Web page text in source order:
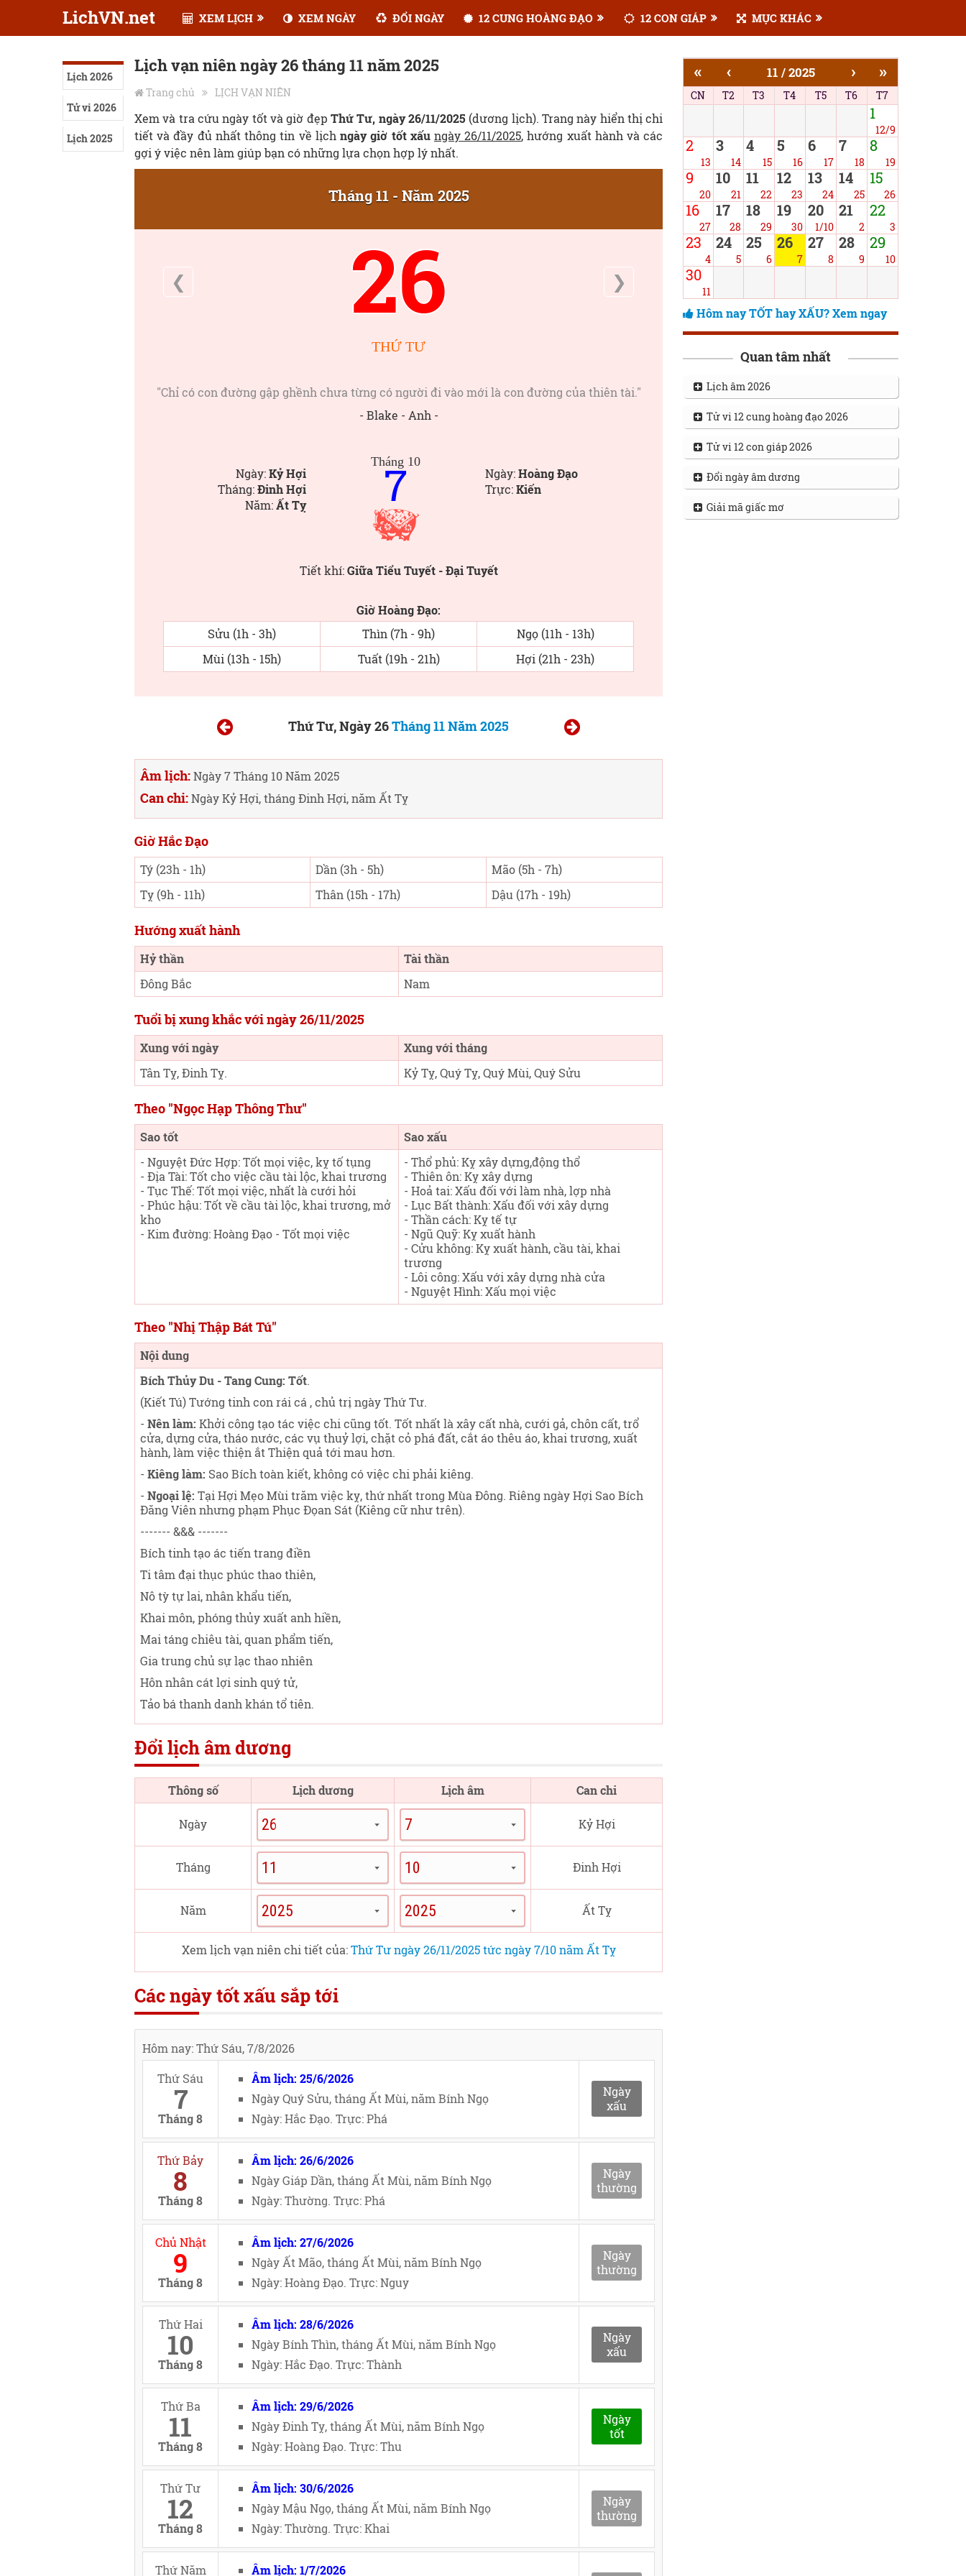
LichVN.net XEM LỊCH XEM NGÀY ĐỔI NGÀY 12 CUNG HOÀNG ĐẠO 12 CON GIÁP MỤC KHÁC
Lịch 2026
Tử vi 2026
Lịch 2025
Lịch vạn niên ngày 26 tháng 11 năm 2025
Trang chủ LỊCH VẠN NIÊN
Xem và tra cứu ngày tốt và giờ đẹpThứ Tư, ngày 26/11/2025 (dương lịch). Trang này hiển thị chi
tiết và đầy đủ nhất thông tin về lịchngày giờ tốt xấu ngày 26/11/2025, hướng xuất hành và các
gợi ý việc nên làm giúp bạn có những lựa chọn hợp lý nhất.
Tháng 11 - Năm 2025
❮ 26 ❯
THỨ TƯ
"Chỉ có con đường gập ghềnh chưa từng có người đi vào mới là con đường của thiên tài."
- Blake - Anh -
Ngày:Kỷ Hợi
Tháng:Đinh Hợi
Năm:Ất Tỵ
Tháng 10
7 Ngày:Hoàng Đạo
Trực:Kiến
Tiết khí:Giữa Tiểu Tuyết - Đại Tuyết
Giờ Hoàng Đạo:
Sửu (1h - 3h)
Thìn (7h - 9h)
Ngọ (11h - 13h)
Mùi (13h - 15h)
Tuất (19h - 21h) Hợi (21h - 23h)
Thứ Tư, Ngày 26Tháng 11 Năm 2025
Âm lịch:Ngày 7 Tháng 10 Năm 2025
Can chi:Ngày Kỷ Hợi, tháng Đinh Hợi, năm Ất Tỵ
Giờ Hắc Đạo
Tý (23h - 1h) Dần (3h - 5h)
Mão (5h - 7h)
Tỵ (9h - 11h)
Thân (15h - 17h) Dậu (17h - 19h)
Hướng xuất hành
Hỷ thần
Tài thần
Đông Bắc
Nam
Tuổi bị xung khắc với ngày 26/11/2025
Xung với ngày
Xung với tháng
Tân Tỵ, Đinh Tỵ.
Kỷ Tỵ, Quý Tỵ, Quý Mùi, Quý Sửu
Theo "Ngọc Hạp Thông Thư"
Sao tốt
Sao xấu
- Nguyệt Đức Hợp: Tốt mọi việc, kỵ tố tụng
- Địa Tài: Tốt cho việc cầu tài lộc, khai trương
- Tục Thế: Tốt mọi việc, nhất là cưới hỏi
- Phúc hậu: Tốt về cầu tài lộc, khai trương, mở
kho
- Kim đường: Hoàng Đạo - Tốt mọi việc
- Thổ phủ: Kỵ xây dựng,động thổ
- Thiên ôn: Kỵ xây dựng
- Hoả tai: Xấu đối với làm nhà, lợp nhà
- Lục Bất thành: Xấu đối với xây dựng
- Thần cách: Kỵ tế tự
- Ngũ Quỹ: Kỵ xuất hành
- Cửu không: Kỵ xuất hành, cầu tài, khai
trương
- Lôi công: Xấu với xây dựng nhà cửa
- Nguyệt Hình: Xấu mọi việc
Theo "Nhị Thập Bát Tú"
Nội dung
Bích Thủy Du - Tang Cung: Tốt.
(Kiết Tú) Tướng tinh con rái cá , chủ trị ngày Thứ Tư.
- Nên làm: Khởi công tạo tác việc chi cũng tốt. Tốt nhất là xây cất nhà, cưới gả, chôn cất, trổ
cửa, dựng cửa, tháo nước, các vụ thuỷ lợi, chặt cỏ phá đất, cắt áo thêu áo, khai trương, xuất
hành, làm việc thiện ắt Thiện quả tới mau hơn.
- Kiêng làm: Sao Bích toàn kiết, không có việc chi phải kiêng.
- Ngoại lệ: Tại Hợi Mẹo Mùi trăm việc kỵ, thứ nhất trong Mùa Đông. Riêng ngày Hợi Sao Bích
Đăng Viên nhưng phạm Phục Đọan Sát (Kiêng cữ như trên).
------- &&& -------
Bích tinh tạo ác tiến trang điền
Ti tâm đại thục phúc thao thiên,
Nô tỳ tự lai, nhân khẩu tiến,
Khai môn, phóng thủy xuất anh hiền,
Mai táng chiêu tài, quan phẩm tiến,
Gia trung chủ sự lạc thao nhiên
Hôn nhân cát lợi sinh quý tử,
Tảo bá thanh danh khán tổ tiên.
Đổi lịch âm dương
Thông số Lịch dương Lịch âm Can chi
Ngày Kỷ Hợi
Tháng Đinh Hợi
Năm Ất Tỵ
Xem lịch vạn niên chi tiết của:Thứ Tư ngày 26/11/2025 tức ngày 7/10 năm Ất Tỵ
Các ngày tốt xấu sắp tới
Hôm nay: Thứ Sáu, 7/8/2026
Thứ Sáu
7
Tháng 8
Âm lịch: 25/6/2026
Ngày Quý Sửu, tháng Ất Mùi, năm Bính Ngọ
Ngày: Hắc Đạo. Trực: Phá
Ngày
xấu
Thứ Bảy
8
Tháng 8
Âm lịch: 26/6/2026
Ngày Giáp Dần, tháng Ất Mùi, năm Bính Ngọ
Ngày: Thường. Trực: Phá
Ngày
thường
Chủ Nhật
9
Tháng 8
Âm lịch: 27/6/2026
Ngày Ất Mão, tháng Ất Mùi, năm Bính Ngọ
Ngày: Hoàng Đạo. Trực: Nguy
Ngày
thường
Thứ Hai
10
Tháng 8
Âm lịch: 28/6/2026
Ngày Bính Thìn, tháng Ất Mùi, năm Bính Ngọ
Ngày: Hắc Đạo. Trực: Thành
Ngày
xấu
Thứ Ba
11
Tháng 8
Âm lịch: 29/6/2026
Ngày Đinh Tỵ, tháng Ất Mùi, năm Bính Ngọ
Ngày: Hoàng Đạo. Trực: Thu
Ngày
tốt
Thứ Tư
12
Tháng 8
Âm lịch: 30/6/2026
Ngày Mậu Ngọ, tháng Ất Mùi, năm Bính Ngọ
Ngày: Thường. Trực: Khai
Ngày
thường
Thứ Năm
Âm lịch: 1/7/2026
« ‹ 11 / 2025 › »
CN T2 T3 T4 T5 T6 T7
1
12/9
2
13
3
14
4
15
5
16
6
17
7
18
8
19
9
20
10
21
11
22
12
23
13
24
14
25
15
26
16
27
17
28
18
29
19
30
20
1/10
21
2
22
3
23
4
24
5
25
6
26
7
27
8
28
9
29
10
30
11
Hôm nay TỐT hay XẤU? Xem ngay
Quan tâm nhất
Lịch âm 2026
Tử vi 12 cung hoàng đạo 2026
Tử vi 12 con giáp 2026
Đổi ngày âm dương
Giải mã giấc mơ